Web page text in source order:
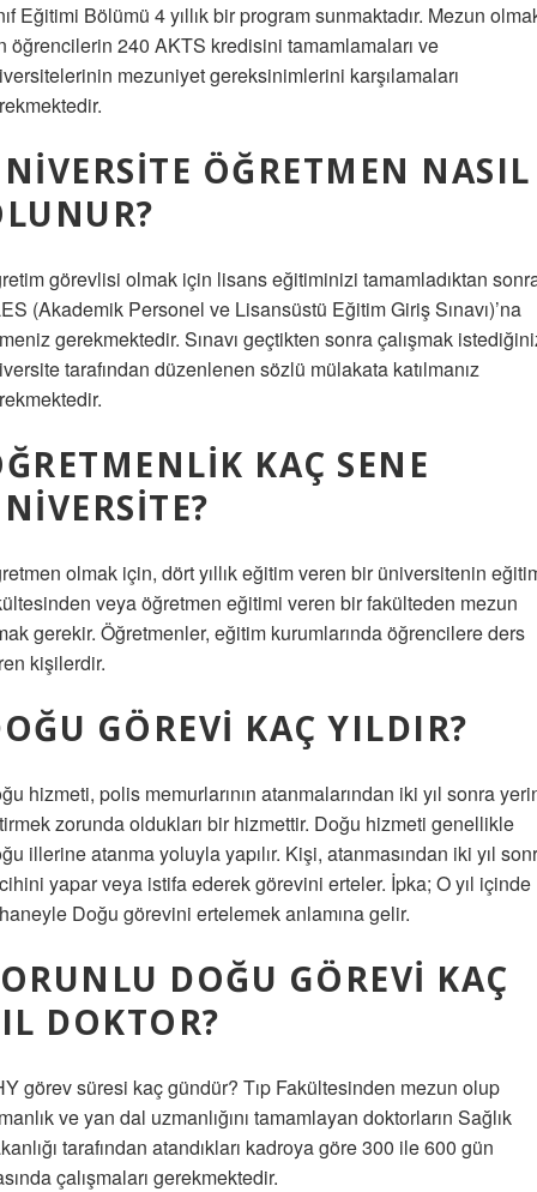
Eğitimi Bölümü 4 yıllık bir program sunmaktadır. Mezun
öğrencilerin 240 AKTS kredisini tamamlamaları ve
mezuniyet gereksinimlerini karşılamaları
ÖĞRETMEN NASIL
görevlisi olmak için lisans eğitiminizi tamamladıktan
(Akademik Personel ve Lisansüstü Eğitim Giriş Sınavı)’na
gerekmektedir. Sınavı geçtikten sonra çalışmak
tarafından düzenlenen sözlü mülakata katılmanız
KAÇ SENE
olmak için, dört yıllık eğitim veren bir üniversitenin
veya öğretmen eğitimi veren bir fakülteden mezun
gerekir. Öğretmenler, eğitim kurumlarında öğrencilere ders
kişilerdir.
GÖREVI KAÇ YILDIR?
hizmeti, polis memurlarının atanmalarından iki yıl sonra
zorunda oldukları bir hizmettir. Doğu hizmeti genellikle
illerine atanma yoluyla yapılır. Kişi, atanmasından iki yıl
yapar veya istifa ederek görevini erteler. İpka; O yıl içinde
Doğu görevini ertelemek anlamına gelir.
DOĞU GÖREVI KAÇ
DOKTOR?
görev süresi kaç gündür? Tıp Fakültesinden mezun olup
ve yan dal uzmanlığını tamamlayan doktorların Sağlık
tarafından atandıkları kadroya göre 300 ile 600 gün
çalışmaları gerekmektedir.